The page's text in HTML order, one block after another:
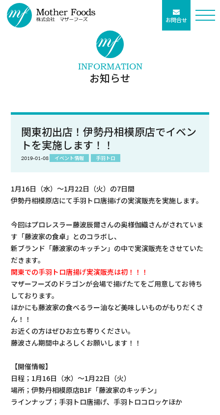
お問合せ
INFORMATION
お知らせ
関東初出店！伊勢丹相模原店でイベン
トを実施します！！
2019-01-08 イベント情報 手羽トロ
1月16日（水）～1月22日（火）の7日間
伊勢丹相模原店にて手羽トロ唐揚げの実演販売を実施します。
今回はプロレスラー藤波辰爾さんの奥様伽織さんがされていま
す「藤波家の食卓 」とのコラボし、
新ブランド「藤波家のキッチン」の中で実演販売をさせていた
だきます。
関東での手羽トロ唐揚げ実演販売は初！！！
マザーフーズのドラゴンが会場で揚げたてをご用意してお待ち
しております。
ほかにも藤波家の食べるラー油など美味しいものがもりだくさ
ん！！
お近くの方はぜひお立ち寄りください。
藤波さん期間中よろしくお願いします！！
【開催情報】
日程；1月16日（水）～1月22日（火）
場所；伊勢丹相模原店B1F「藤波家のキッチン」
ラインナップ；手羽トロ唐揚げ、手羽トロコロッケほか